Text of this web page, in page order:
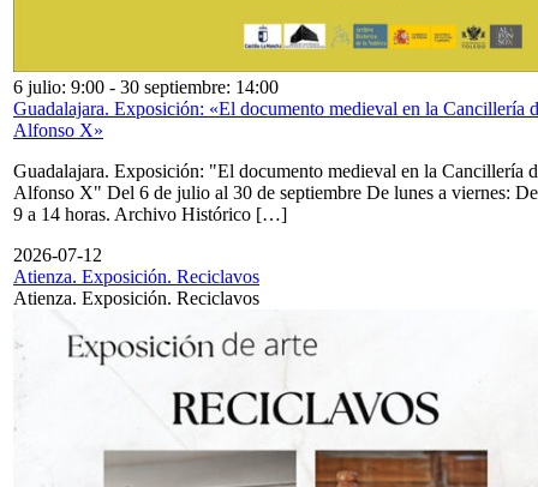
6 julio: 9:00 - 30 septiembre: 14:00
Guadalajara. Exposición: «El documento medieval en la Cancillería
Alfonso X»
Guadalajara. Exposición: "El documento medieval en la Cancillería
Alfonso X" Del 6 de julio al 30 de septiembre De lunes a viernes: De
9 a 14 horas. Archivo Histórico […]
2026-07-12
Atienza. Exposición. Reciclavos
Atienza. Exposición. Reciclavos